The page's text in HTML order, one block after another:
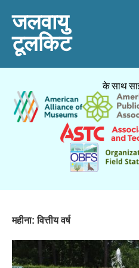
जलवायु
टूलकिट
के साथ
महीना:वित्तीय वर्ष